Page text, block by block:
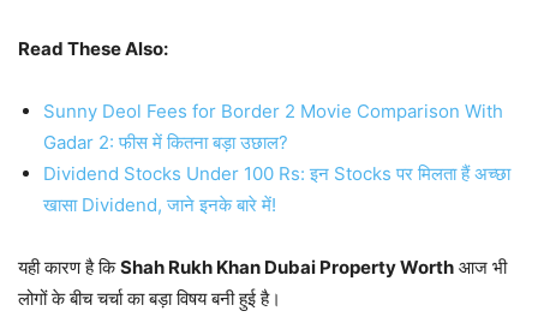
Read These Also:
Sunny Deol Fees for Border 2 Movie Comparison With
Gadar 2: फीस में कितना बड़ा उछाल?
Dividend Stocks Under 100 Rs: इन Stocks पर मिलता हैं अच्छा
खासा Dividend, जाने इनके बारे में!
यही कारण है किShah Rukh Khan Dubai Property Worth आज भी
लोगों के बीच चर्चा का बड़ा विषय बनी हुई है।